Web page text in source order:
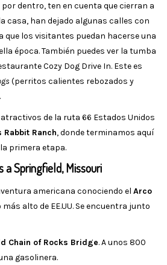
dentro, ten en cuenta que cierran a
casa, han dejado algunas calles con
que los visitantes puedan hacerse una
época. También puedes ver la tumba
Cozy Dog Drive In. Este es
(perritos calientes rebozados y
de la ruta 66 Estados Unidos
Rabbit Ranch, donde terminamos aquí
primera etapa.
a Springfield, Missouri
americana conociendo el Arco
alto de EE.UU. Se encuentra junto
Chain of Rocks Bridge. A unos 800
gasolinera.